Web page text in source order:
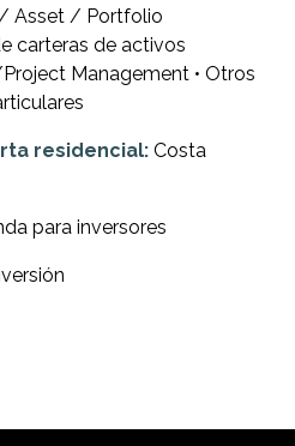
/ Asset / Portfolio
carteras de activos
Management • Otros
residencial: Costa
para inversores